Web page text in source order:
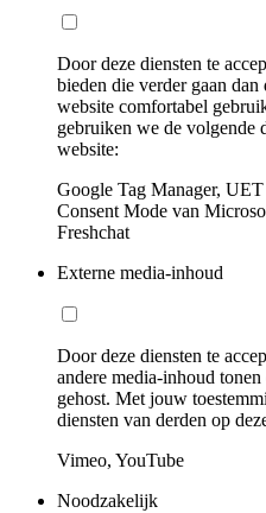
Door deze diensten te
bieden die verder gaan
website comfortabel
gebruiken we de volgende
website:
Google Tag Manager,
Consent Mode van
Freshchat
Externe media-inhoud
Door deze diensten te
andere media-inhoud
gehost. Met jouw
diensten van derden op
Vimeo, YouTube
Noodzakelijk